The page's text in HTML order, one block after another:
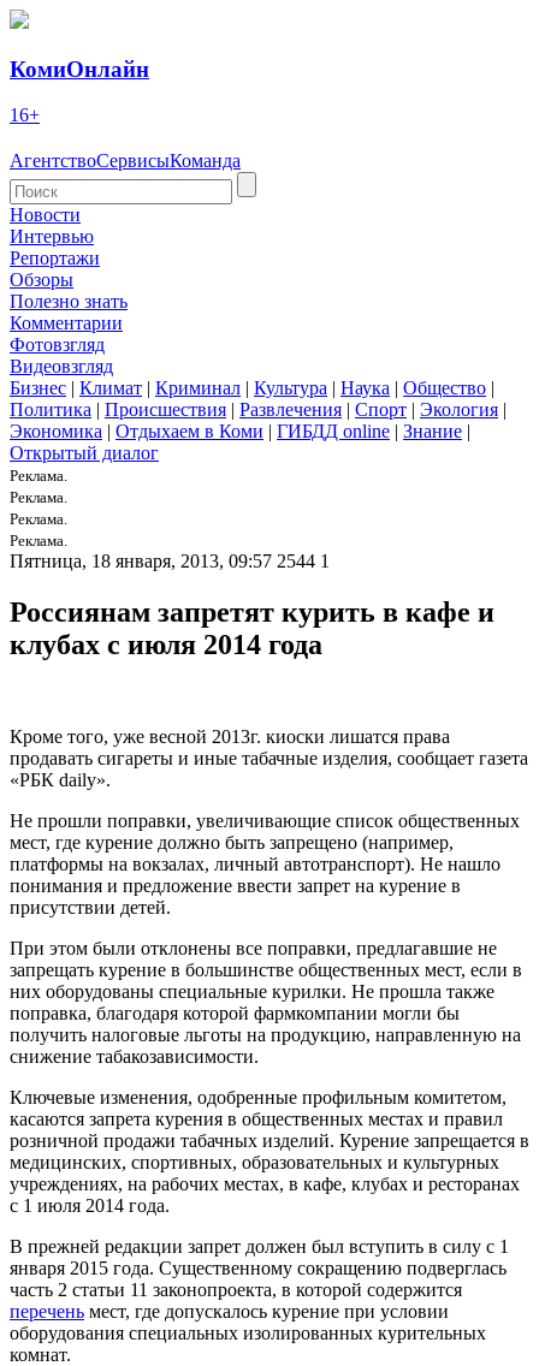
КомиОнлайн
16+
АгентствоСервисыКоманда
Новости
Интервью
Репортажи
Обзоры
Полезно знать
Комментарии
Фотовзгляд
Видеовзгляд
Бизнес | Климат | Криминал | Культура | Наука | Общество |
Политика | Происшествия | Развлечения | Спорт | Экология |
Экономика | Отдыхаем в Коми | ГИБДД online | Знание |
Открытый диалог
Реклама.
Реклама.
Реклама.
Реклама.
Пятница, 18 января, 2013, 09:57 2544 1
Россиянам запретят курить в кафе и
клубах с июля 2014 года
Кроме того, уже весной 2013г. киоски лишатся права
продавать сигареты и иные табачные изделия, сообщает газета
«РБК daily».
Не прошли поправки, увеличивающие список общественных
мест, где курение должно быть запрещено (например,
платформы на вокзалах, личный автотранспорт). Не нашло
понимания и предложение ввести запрет на курение в
присутствии детей.
При этом были отклонены все поправки, предлагавшие не
запрещать курение в большинстве общественных мест, если в
них оборудованы специальные курилки. Не прошла также
поправка, благодаря которой фармкомпании могли бы
получить налоговые льготы на продукцию, направленную на
снижение табакозависимости.
Ключевые изменения, одобренные профильным комитетом,
касаются запрета курения в общественных местах и правил
розничной продажи табачных изделий. Курение запрещается в
медицинских, спортивных, образовательных и культурных
учреждениях, на рабочих местах, в кафе, клубах и ресторанах
с 1 июля 2014 года.
В прежней редакции запрет должен был вступить в силу с 1
января 2015 года. Существенному сокращению подверглась
часть 2 статьи 11 законопроекта, в которой содержится
перечень мест, где допускалось курение при условии
оборудования специальных изолированных курительных
комнат.